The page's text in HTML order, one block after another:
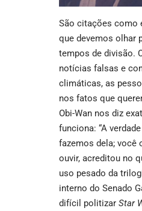
São citações como
que devemos olhar
tempos de divisão.
notícias falsas e
climáticas, as
nos fatos que
Obi-Wan nos diz
funciona: “A
fazemos dela; você
ouvir, acreditou no
uso pesado da
interno do Senado
difícil politizar Star